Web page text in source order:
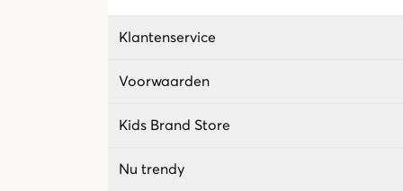
Klantenservice
Voorwaarden
Kids Brand Store
Nu trendy